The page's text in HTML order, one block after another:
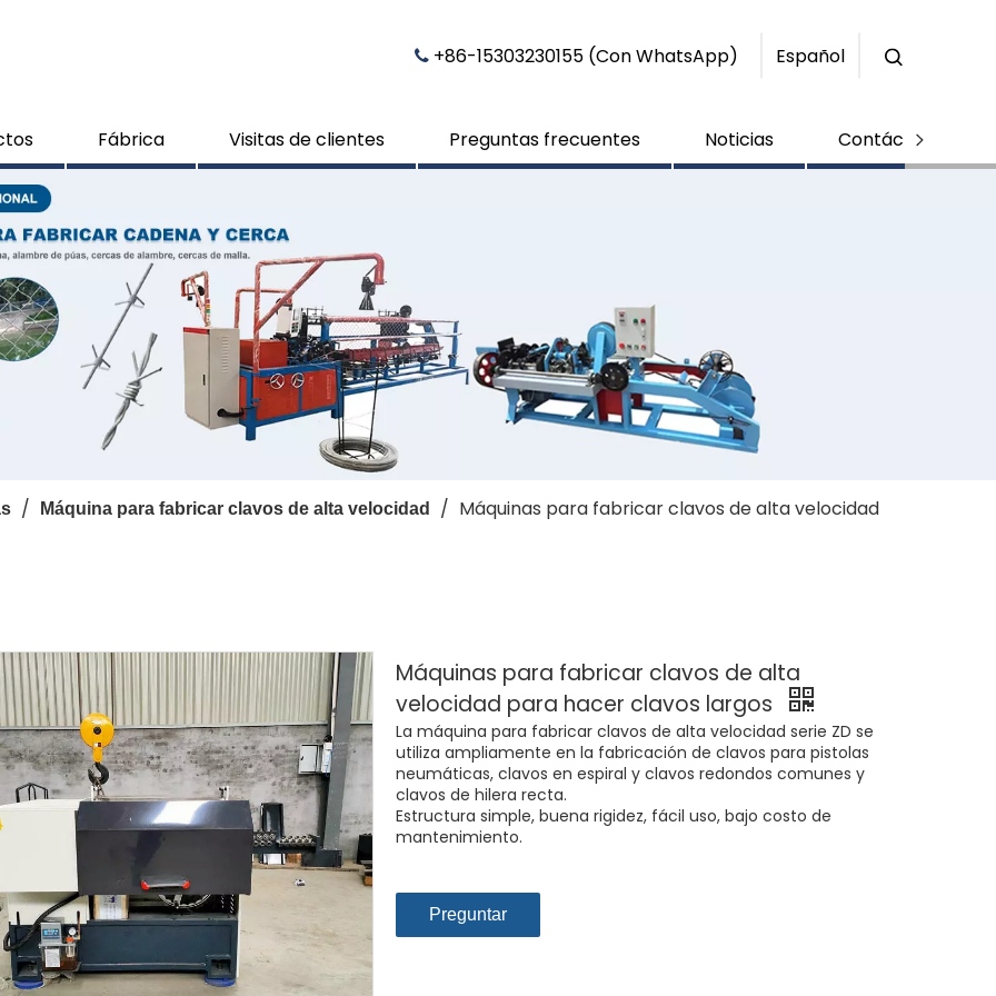
 ​​​​​​​ +86-15303230155 (Con WhatsApp) Español
Fábrica Visitas de clientes Preguntas frecuentes Noticias Contáctenos
/ Máquina para fabricar clavos de alta velocidad / Máquinas para fabricar clavos de alta velocidad
Máquinas para fabricar clavos de alta
velocidad para hacer clavos largos
La máquina para fabricar clavos de alta velocidad serie ZD se
utiliza ampliamente en la fabricación de clavos para pistolas
neumáticas, clavos en espiral y clavos redondos comunes y
clavos de hilera recta.
Estructura simple, buena rigidez, fácil uso, bajo costo de
mantenimiento.
Preguntar